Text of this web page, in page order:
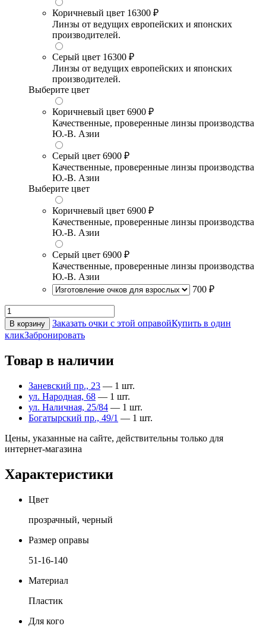
Коричневый цвет 16300 ₽
Линзы от ведущих европейских и японских
производителей.
Серый цвет 16300 ₽
Линзы от ведущих европейских и японских
производителей.
Выберите цвет
Коричневый цвет 6900 ₽
Качественные, проверенные линзы производства
Ю.-В. Азии
Серый цвет 6900 ₽
Качественные, проверенные линзы производства
Ю.-В. Азии
Выберите цвет
Коричневый цвет 6900 ₽
Качественные, проверенные линзы производства
Ю.-В. Азии
Серый цвет 6900 ₽
Качественные, проверенные линзы производства
Ю.-В. Азии
700 ₽
В корзину Заказать очки с этой оправойКупить в один
кликЗабронировать
Товар в наличии
Заневский пр., 23 — 1 шт.
ул. Народная, 68 — 1 шт.
ул. Наличная, 25/84 — 1 шт.
Богатырский пр., 49/1 — 1 шт.
Цены, указанные на сайте, действительны только для
интернет-магазина
Характеристики
Цвет
прозрачный, черный
Размер оправы
51-16-140
Материал
Пластик
Для кого